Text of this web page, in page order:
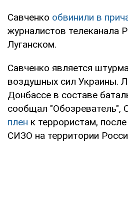
Савченко обвинили в
журналистов телеканала
Луганском.
Савченко является
воздушных сил Украины.
Донбассе в составе
сообщал "Обозреватель",
плен к террористам,
СИЗО на территории